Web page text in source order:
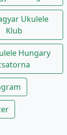
Ukulele
Klub
Hungary